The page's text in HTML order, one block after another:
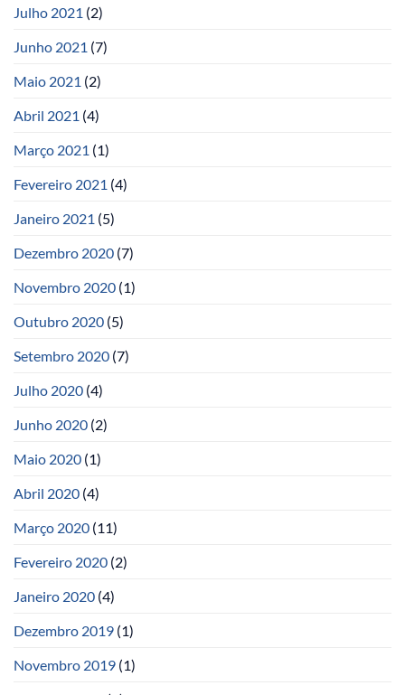
Julho 2021 (2)
Junho 2021 (7)
Maio 2021 (2)
Abril 2021 (4)
Março 2021 (1)
Fevereiro 2021 (4)
Janeiro 2021 (5)
Dezembro 2020 (7)
Novembro 2020 (1)
Outubro 2020 (5)
Setembro 2020 (7)
Julho 2020 (4)
Junho 2020 (2)
Maio 2020 (1)
Abril 2020 (4)
Março 2020 (11)
Fevereiro 2020 (2)
Janeiro 2020 (4)
Dezembro 2019 (1)
Novembro 2019 (1)